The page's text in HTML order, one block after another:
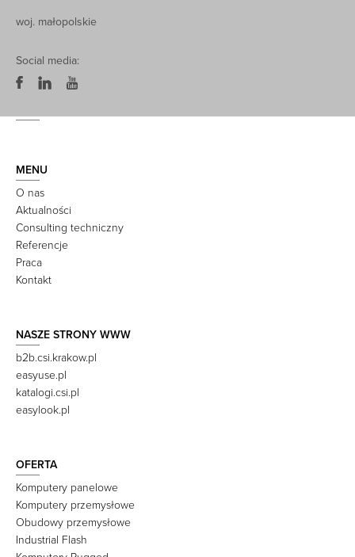
woj. małopolskie
Social media:
MENU
O nas
Aktualności
Consulting techniczny
Referencje
Praca
Kontakt
NASZE STRONY WWW
b2b.csi.krakow.pl
easyuse.pl
katalogi.csi.pl
easylook.pl
OFERTA
Komputery panelowe
Komputery przemysłowe
Obudowy przemysłowe
Industrial Flash